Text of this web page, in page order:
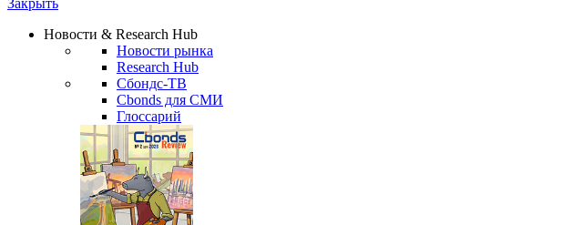
Закрыть
Новости & Research Hub
Новости рынка
Research Hub
Сбондс-ТВ
Cbonds для СМИ
Глоссарий